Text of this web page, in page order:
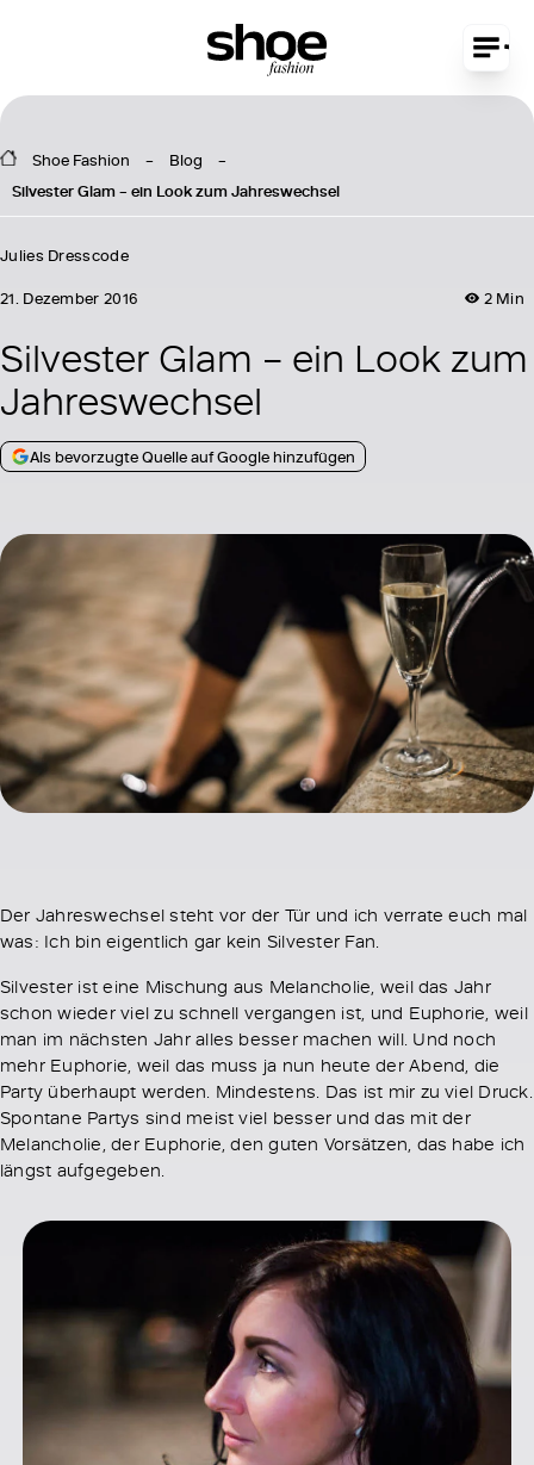
Shoe Fashion
Blog
Silvester Glam – ein Look zum Jahreswechsel
Julies Dresscode
2 Min
21. Dezember 2016
Silvester Glam – ein Look zum
Jahreswechsel
Als bevorzugte Quelle auf Google hinzufügen
Der Jahreswechsel steht vor der Tür und ich verrate euch mal
was: Ich bin eigentlich gar kein Silvester Fan.
Silvester ist eine Mischung aus Melancholie, weil das Jahr
schon wieder viel zu schnell vergangen ist, und Euphorie, weil
man im nächsten Jahr alles besser machen will. Und noch
mehr Euphorie, weil das muss ja nun heute der Abend, die
Party überhaupt werden. Mindestens. Das ist mir zu viel Druck.
Spontane Partys sind meist viel besser und das mit der
Melancholie, der Euphorie, den guten Vorsätzen, das habe ich
längst aufgegeben.